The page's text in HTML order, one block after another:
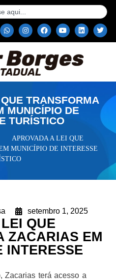
TRANSFORMA
MUNICÍPIO DE
TURÍSTICO
APROVADA A LEI QUE
MUNICÍPIO DE INTERESSE
setembro 1, 2025
QUE
ZACARIAS EM
INTERESSE
Zacarias terá acesso a